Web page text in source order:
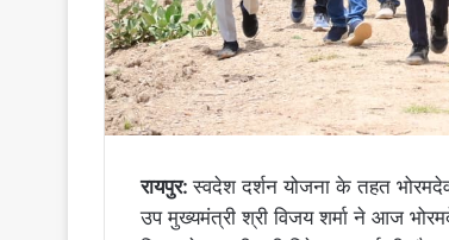
रायपुर:स्वदेश दर्शन योजना के तहत
उप मुख्यमंत्री श्री विजय शर्मा ने आज